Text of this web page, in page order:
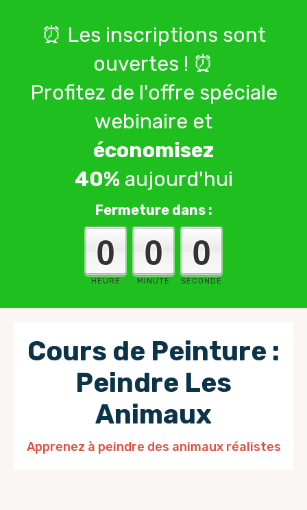
⏰ Les inscriptions sont
ouvertes ! ⏰
Profitez de l'offre spéciale
webinaire et
économisez
40% aujourd'hui
Fermeture dans :
0
HEURE
0
MINUTE
0
SECONDE
Cours de Peinture :
Peindre Les
Animaux
Apprenez à peindre des animaux réalistes